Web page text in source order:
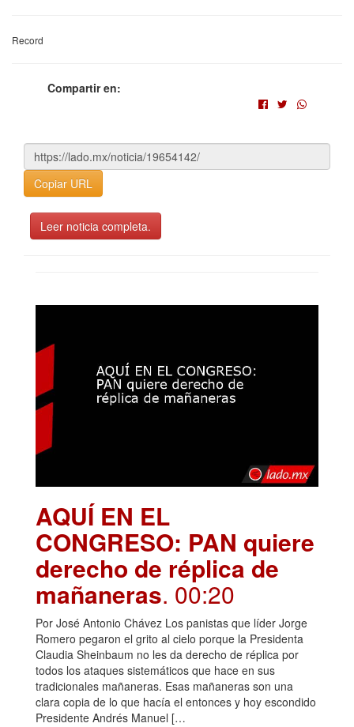
Record
Compartir en:
Copiar URL
Leer noticia completa.
AQUÍ EN EL
CONGRESO: PAN quiere
derecho de réplica de
mañaneras. 00:20
Por José Antonio Chávez Los panistas que líder Jorge
Romero pegaron el grito al cielo porque la Presidenta
Claudia Sheinbaum no les da derecho de réplica por
todos los ataques sistemáticos que hace en sus
tradicionales mañaneras. Esas mañaneras son una
clara copia de lo que hacía el entonces y hoy escondido
Presidente Andrés Manuel […